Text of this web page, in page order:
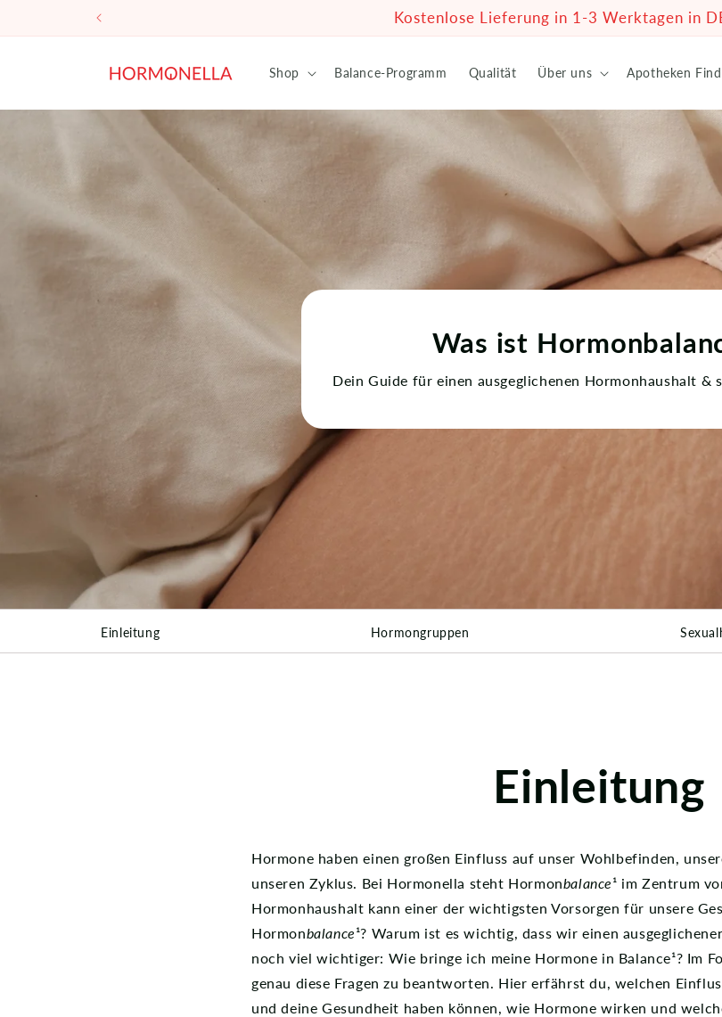
Inhalt
Shop Balance-Programm Qualität Über uns Apotheken
Was ist
Dein Guide für einen ausgeglichenen Hormonhaushalt &
Einleitung Hormongruppen
Einleitung
Hormone haben einen großen Einfluss auf unser Wohlbefinden,
unseren Zyklus. Bei Hormonella steht Hormonbalance¹ im Zentrum
Hormonhaushalt kann einer der wichtigsten Vorsorgen für unsere
Hormonbalance¹? Warum ist es wichtig, dass wir einen
noch viel wichtiger: Wie bringe ich meine Hormone in Balance¹? Im
genau diese Fragen zu beantworten. Hier erfährst du, welchen
und deine Gesundheit haben können, wie Hormone wirken und